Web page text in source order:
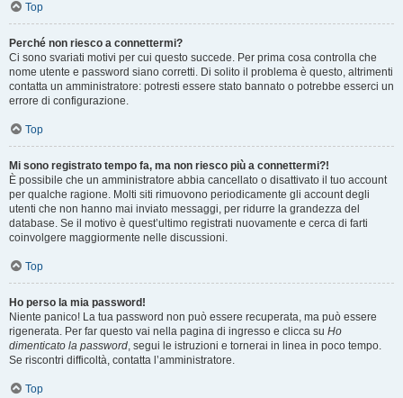
Top
Perché non riesco a connettermi?
Ci sono svariati motivi per cui questo succede. Per prima cosa controlla che
nome utente e password siano corretti. Di solito il problema è questo, altrimenti
contatta un amministratore: potresti essere stato bannato o potrebbe esserci un
errore di configurazione.
Top
Mi sono registrato tempo fa, ma non riesco più a connettermi?!
È possibile che un amministratore abbia cancellato o disattivato il tuo account
per qualche ragione. Molti siti rimuovono periodicamente gli account degli
utenti che non hanno mai inviato messaggi, per ridurre la grandezza del
database. Se il motivo è quest’ultimo registrati nuovamente e cerca di farti
coinvolgere maggiormente nelle discussioni.
Top
Ho perso la mia password!
Niente panico! La tua password non può essere recuperata, ma può essere
rigenerata. Per far questo vai nella pagina di ingresso e clicca su Ho
dimenticato la password, segui le istruzioni e tornerai in linea in poco tempo.
Se riscontri difficoltà, contatta l’amministratore.
Top